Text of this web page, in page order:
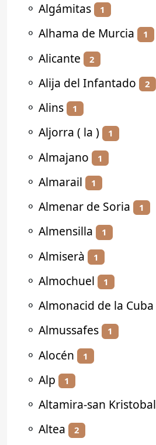
⚬ Algámitas 1
⚬ Alhama de Murcia 1
⚬ Alicante 2
⚬ Alija del Infantado 2
⚬ Alins 1
⚬ Aljorra ( la ) 1
⚬ Almajano 1
⚬ Almarail 1
⚬ Almenar de Soria 1
⚬ Almensilla 1
⚬ Almiserà 1
⚬ Almochuel 1
⚬ Almonacid de la Cuba
⚬ Almussafes 1
⚬ Alocén 1
⚬ Alp 1
⚬ Altamira-san Kristobal
⚬ Altea 2